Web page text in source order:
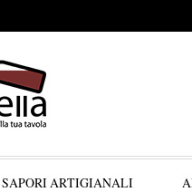
SAPORI ARTIGIANALI